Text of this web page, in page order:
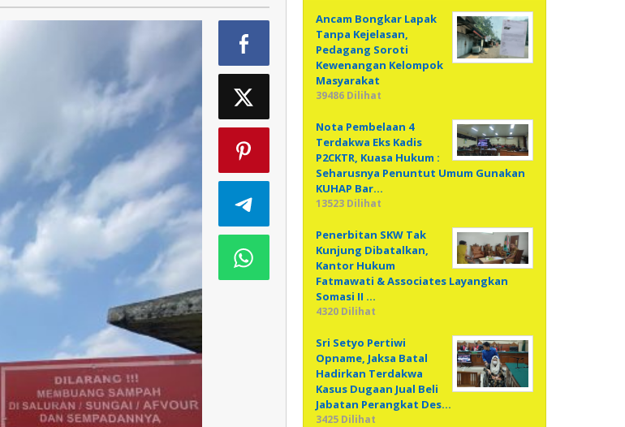
Ancam Bongkar Lapak
Tanpa Kejelasan,
Pedagang Soroti
Kewenangan Kelompok
Masyarakat
39486 Dilihat
Nota Pembelaan 4
Terdakwa Eks Kadis
P2CKTR, Kuasa Hukum :
Seharusnya Penuntut Umum Gunakan
KUHAP Bar…
13523 Dilihat
Penerbitan SKW Tak
Kunjung Dibatalkan,
Kantor Hukum
Fatmawati & Associates Layangkan
Somasi II …
4320 Dilihat
Sri Setyo Pertiwi
Opname, Jaksa Batal
Hadirkan Terdakwa
Kasus Dugaan Jual Beli
Jabatan Perangkat Des…
3425 Dilihat